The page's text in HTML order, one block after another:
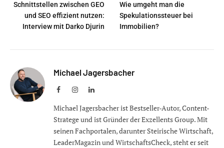
Schnittstellen zwischen GEO
und SEO effizient nutzen:
Interview mit Darko Djurin
Wie umgeht man die
Spekulationssteuer bei
Immobilien?
Michael Jagersbacher
FacebookInstagramLinkedIn
Michael Jagersbacher ist Bestseller-Autor, Content-
Stratege und ist Gründer der Exzellents Group. Mit
seinen Fachportalen, darunter Steirische Wirtschaft,
LeaderMagazin und WirtschaftsCheck, steht er seit